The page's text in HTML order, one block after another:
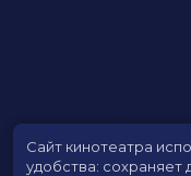
Сайт кинотеатра
удобства: сохраняет